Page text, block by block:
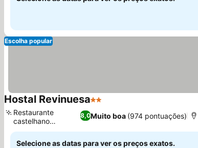
Escolha popular
Hostal Revinuesa2 Estrelas
8,0Muito boa (974 pontuações)
Restaurante
castelhano
autêntico
Selecione as datas para ver os preços exatos.